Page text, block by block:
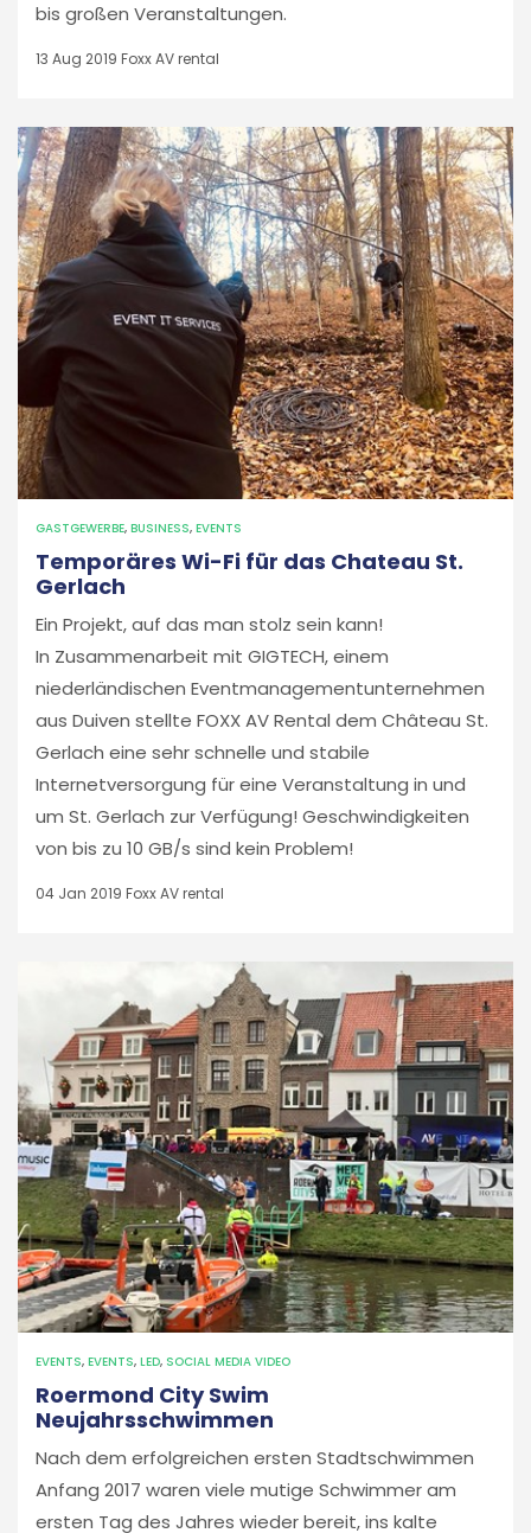
bis großen Veranstaltungen.
13 Aug 2019 Foxx AV rental
GASTGEWERBE, BUSINESS, EVENTS
Temporäres Wi-Fi für das Chateau St.
Gerlach
Ein Projekt, auf das man stolz sein kann!
In Zusammenarbeit mit GIGTECH, einem
niederländischen Eventmanagementunternehmen
aus Duiven stellte FOXX AV Rental dem Château St.
Gerlach eine sehr schnelle und stabile
Internetversorgung für eine Veranstaltung in und
um St. Gerlach zur Verfügung! Geschwindigkeiten
von bis zu 10 GB/s sind kein Problem!
04 Jan 2019 Foxx AV rental
EVENTS, EVENTS, LED, SOCIAL MEDIA VIDEO
Roermond City Swim
Neujahrsschwimmen
Nach dem erfolgreichen ersten Stadtschwimmen
Anfang 2017 waren viele mutige Schwimmer am
ersten Tag des Jahres wieder bereit, ins kalte